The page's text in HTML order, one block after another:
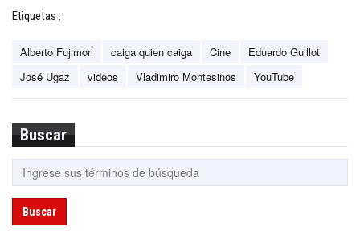
Etiquetas :
Alberto Fujimori caiga quien caiga Cine
Eduardo Guillot
José Ugaz
videos Vladimiro Montesinos YouTube
Buscar
Buscar